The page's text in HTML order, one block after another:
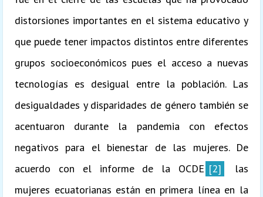
distorsiones importantes en el sistema educativo y
que puede tener impactos distintos entre diferentes
grupos socioeconómicos pues el acceso a nuevas
tecnologías es desigual entre la población. Las
desigualdades y disparidades de género también se
acentuaron durante la pandemia con efectos
negativos para el bienestar de las mujeres. De
acuerdo con el informe de la OCDE [2]
las
mujeres ecuatorianas están en primera línea en la